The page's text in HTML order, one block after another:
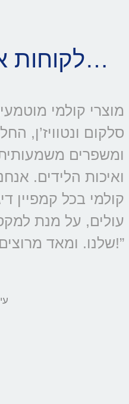
לקוחות אומרים עלינו…
ומשפרים
ואיכות הלידים.
קולמי בכל קמפיין
עולים, על מנת
שלנו. ומאד מרוצים מהתוצאות ומהשרות!”